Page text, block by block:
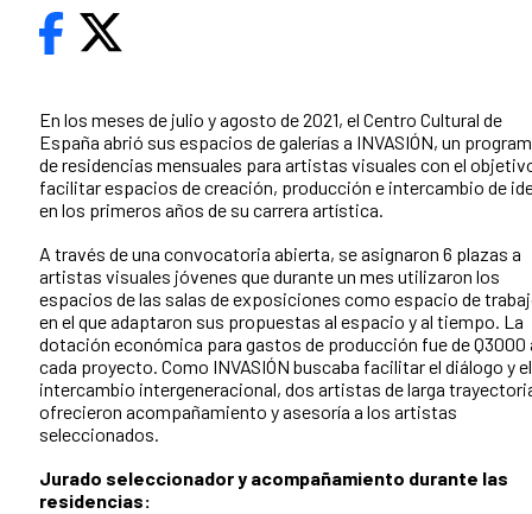
En los meses de julio y agosto de 2021, el Centro Cultural de
España abrió sus espacios de galerías a INVASIÓN, un
de residencias mensuales para artistas visuales con el
facilitar espacios de creación, producción e intercambio de
en los primeros años de su carrera artística.
A través de una convocatoria abierta, se asignaron 6 plazas a
artistas visuales jóvenes que durante un mes utilizaron los
espacios de las salas de exposiciones como espacio de
en el que adaptaron sus propuestas al espacio y al tiempo. La
dotación económica para gastos de producción fue de Q3000
cada proyecto. Como INVASIÓN buscaba facilitar el diálogo y el
intercambio intergeneracional, dos artistas de larga
ofrecieron acompañamiento y asesoría a los artistas
seleccionados.
Jurado seleccionador y acompañamiento durante las
residencias: